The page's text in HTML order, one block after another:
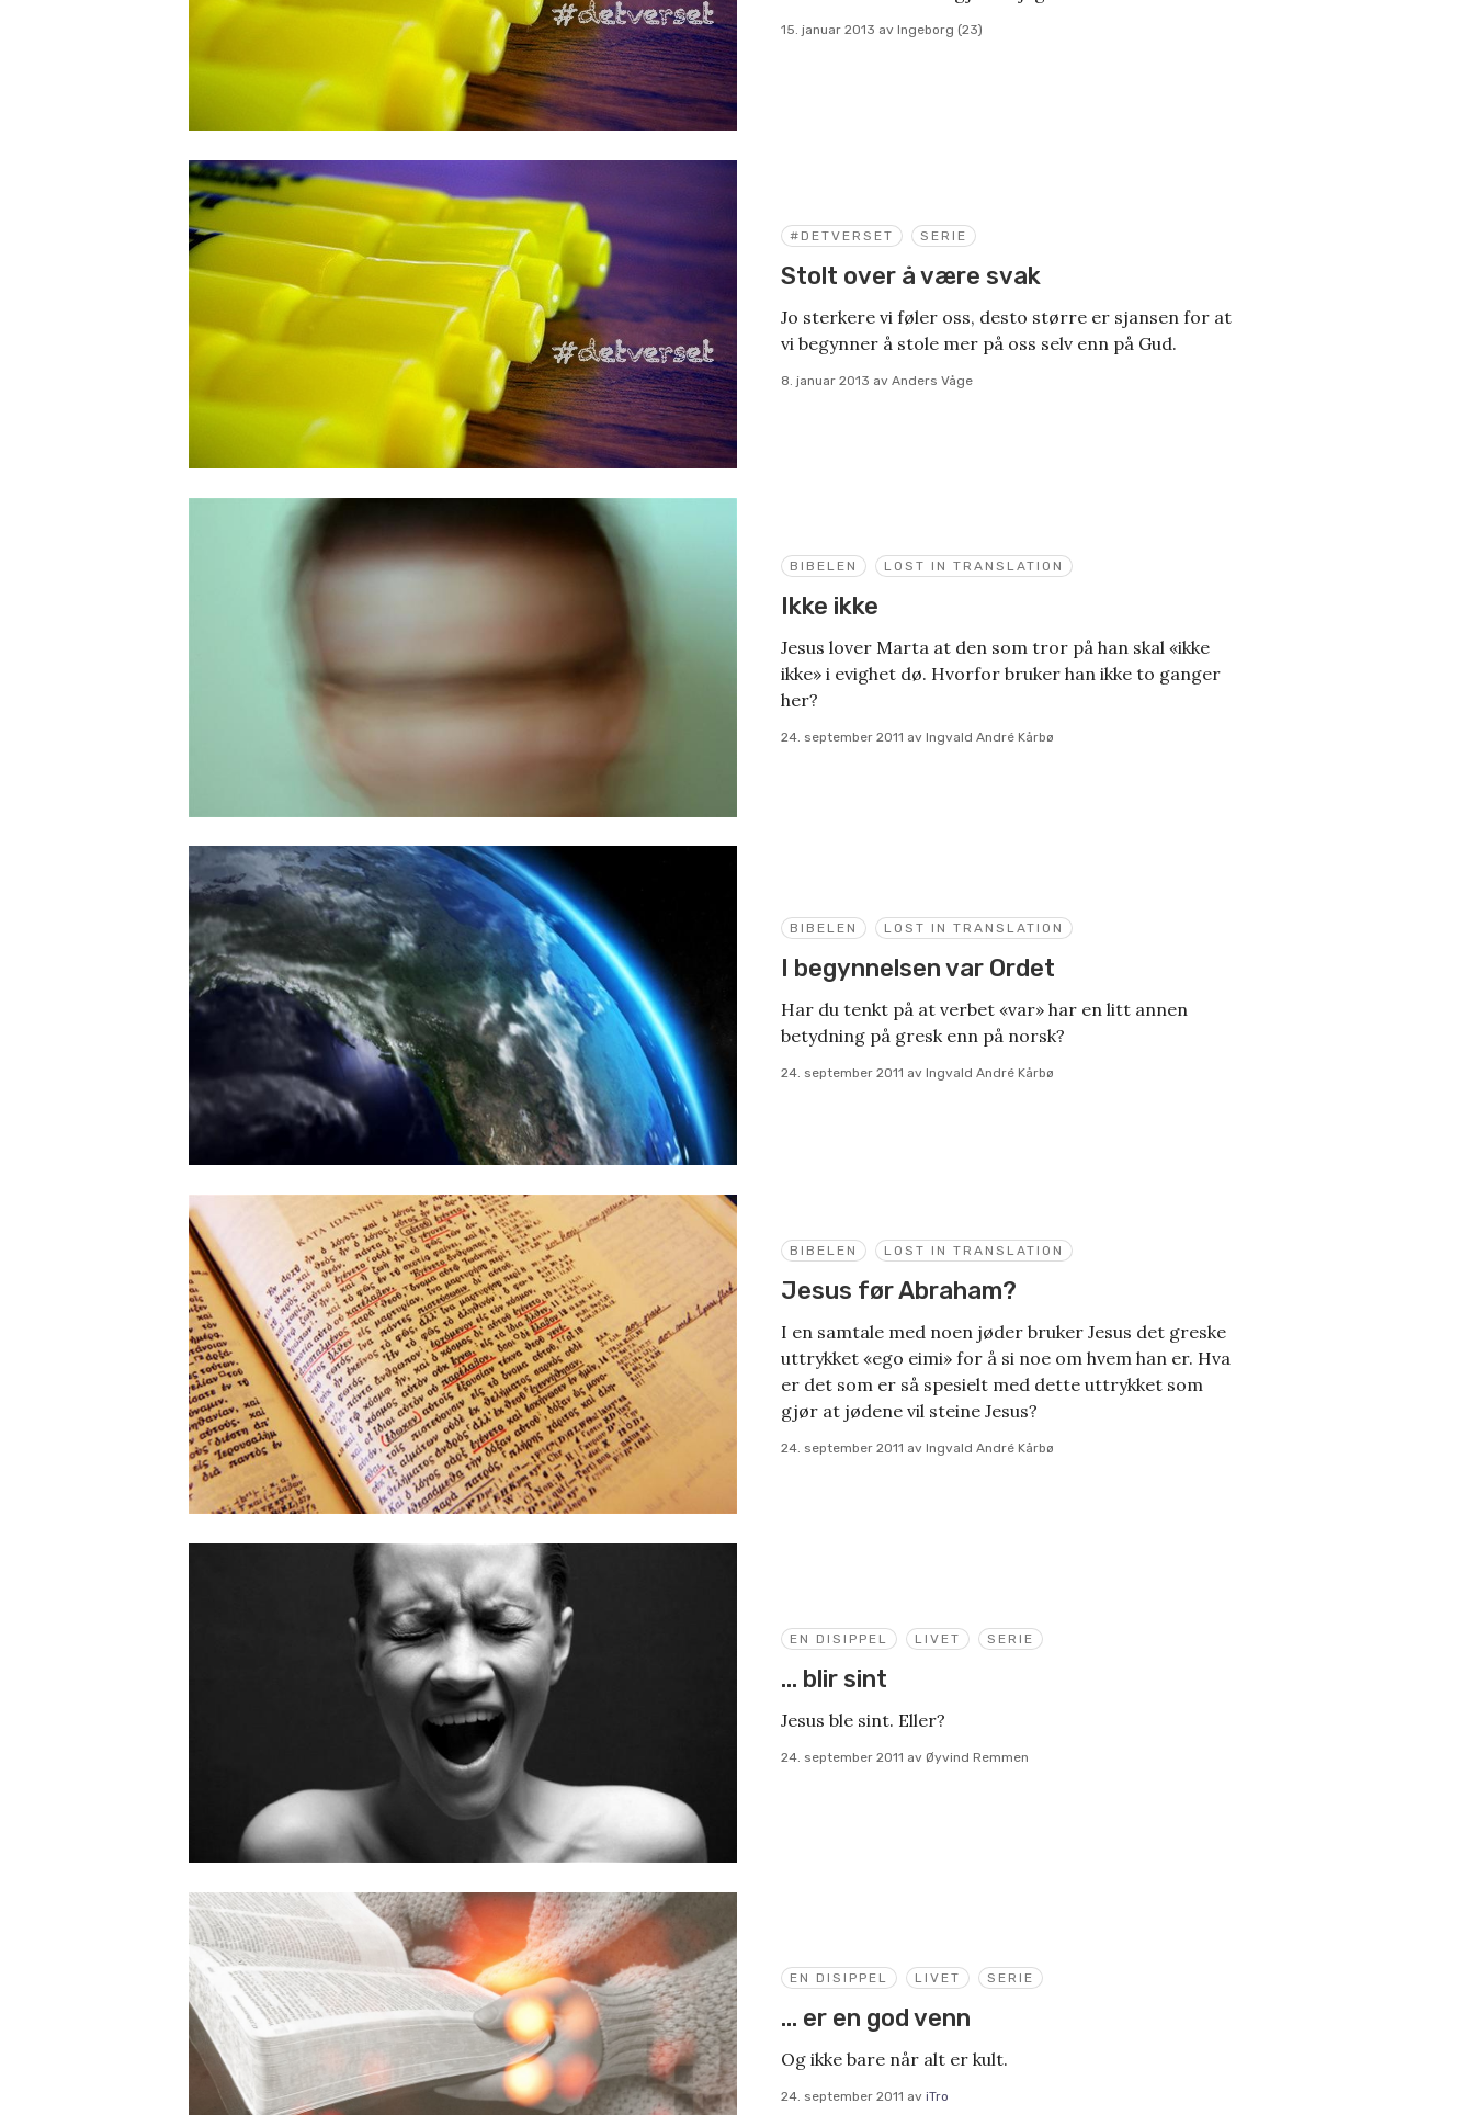
15. januar 2013 av Ingeborg (23)
#DETVERSET SERIE
Stolt over å være svak
Jo sterkere vi føler oss, desto større er sjansen for at
vi begynner å stole mer på oss selv enn på Gud.
8. januar 2013 av Anders Våge
BIBELEN LOST IN TRANSLATION
Ikke ikke
Jesus lover Marta at den som tror på han skal «ikke
ikke» i evighet dø. Hvorfor bruker han ikke to ganger
her?
24. september 2011 av Ingvald André Kårbø
BIBELEN LOST IN TRANSLATION
I begynnelsen var Ordet
Har du tenkt på at verbet «var» har en litt annen
betydning på gresk enn på norsk?
24. september 2011 av Ingvald André Kårbø
BIBELEN LOST IN TRANSLATION
Jesus før Abraham?
I en samtale med noen jøder bruker Jesus det greske
uttrykket «ego eimi» for å si noe om hvem han er. Hva
er det som er så spesielt med dette uttrykket som
gjør at jødene vil steine Jesus?
24. september 2011 av Ingvald André Kårbø
EN DISIPPEL LIVET SERIE
… blir sint
Jesus ble sint. Eller?
24. september 2011 av Øyvind Remmen
EN DISIPPEL LIVET SERIE
… er en god venn
Og ikke bare når alt er kult.
24. september 2011 av iTro